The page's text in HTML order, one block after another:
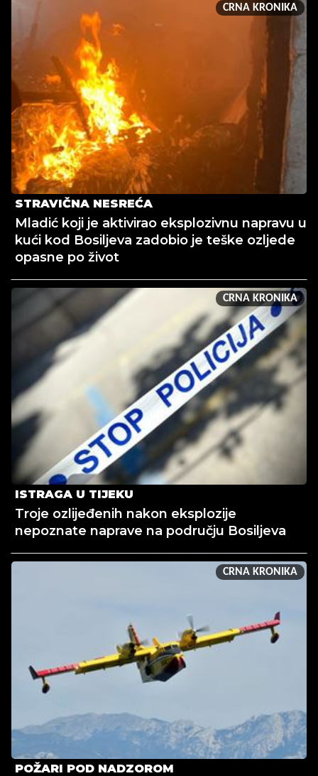
CRNA KRONIKA
STRAVIČNA NESREĆA
Mladić koji je aktivirao eksplozivnu napravu u
kući kod Bosiljeva zadobio je teške ozljede
opasne po život
CRNA KRONIKA
ISTRAGA U TIJEKU
Troje ozlijeđenih nakon eksplozije
nepoznate naprave na području Bosiljeva
CRNA KRONIKA
POŽARI POD NADZOROM